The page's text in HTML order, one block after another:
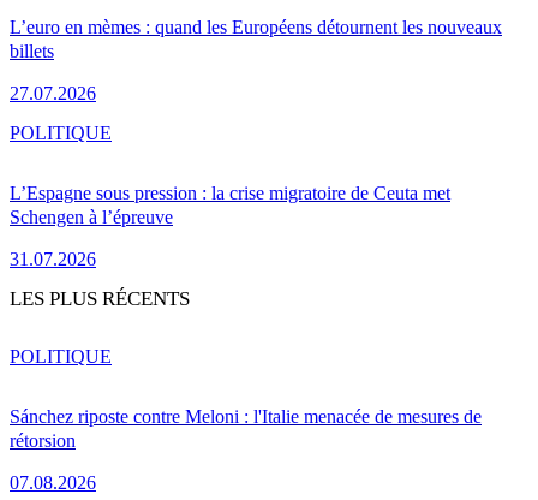
L’euro en mèmes : quand les Européens détournent les nouveaux
billets
27.07.2026
L’Espagne sous pression : la crise migratoire de Ceuta met
Schengen à l’épreuve
31.07.2026
POLITIQUE
LES PLUS RÉCENTS
Sánchez riposte contre Meloni : l'Italie menacée de mesures de
rétorsion
07.08.2026
POLITIQUE